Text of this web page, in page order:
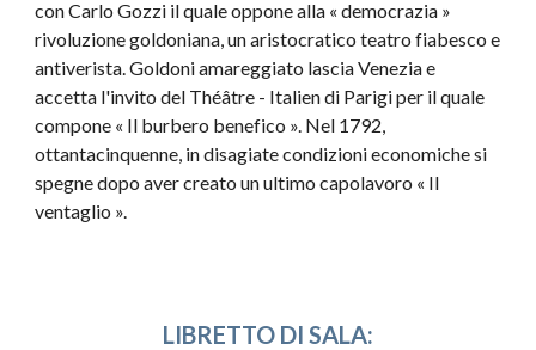
con Carlo Gozzi il quale oppone alla « democrazia »
rivoluzione goldoniana, un aristocratico teatro fiabesco e
antiverista. Goldoni amareggiato lascia Venezia e
accetta l'invito del Théâtre - Italien di Parigi per il quale
compone « Il burbero benefico ». Nel 1792,
ottantacinquenne, in disagiate condizioni economiche si
spegne dopo aver creato un ultimo capolavoro « Il
ventaglio ».
LIBRETTO DI SALA: